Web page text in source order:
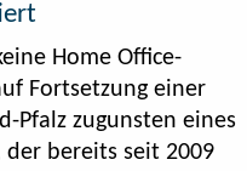
Home Office-
Fortsetzung einer
Pfalz zugunsten eines
bereits seit 2009